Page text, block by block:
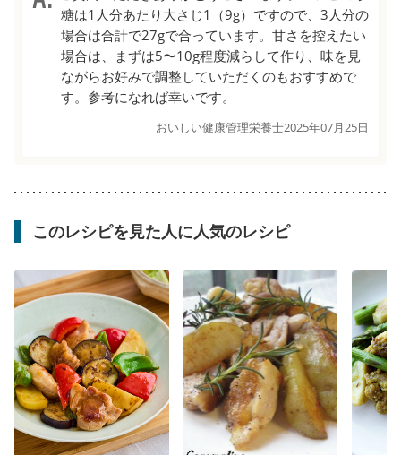
糖は1人分あたり大さじ1（9g）ですので、3人分の
場合は合計で27gで合っています。甘さを控えたい
場合は、まずは5〜10g程度減らして作り、味を見
ながらお好みで調整していただくのもおすすめで
す。参考になれば幸いです。
おいしい健康管理栄養士2025年07月25日
このレシピを見た人に人気のレシピ